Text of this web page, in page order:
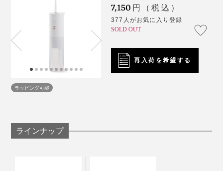
毎日の歯ブラシ、フロスに、『APIYOO』の“水よう
もちろん、『APIYOO』の口腔洗浄器は、防水仕様だか
ら、水がかかっても問題なし。
級「IPX7」なので、使った後は、本体を水で丸洗いでき
『APIYOO』の口腔洗浄器は、充電式。コードレスだか
ても、ねとねと汚れがつきにくくなった実感があって、
驚いています。これはいい！
水流モード：ソフト洗浄モード・標準洗浄モード・
マッサージ洗浄モード
アダプタ：DC5.0V／1A
電池容量：1400mAh
材質：本体／ABS
準ノズル1本・専用ノズル1本）・USB-A充電ケーブ
ラッピング可能
7,150 円（税込）
377人がお気に入り登録
SOLD OUT
再入荷を希望する
ラインナップ